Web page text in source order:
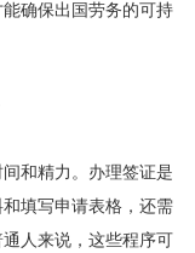
确保出国劳务的可持
和精力。办理签证是
填写申请表格，还需
人来说，这些程序可